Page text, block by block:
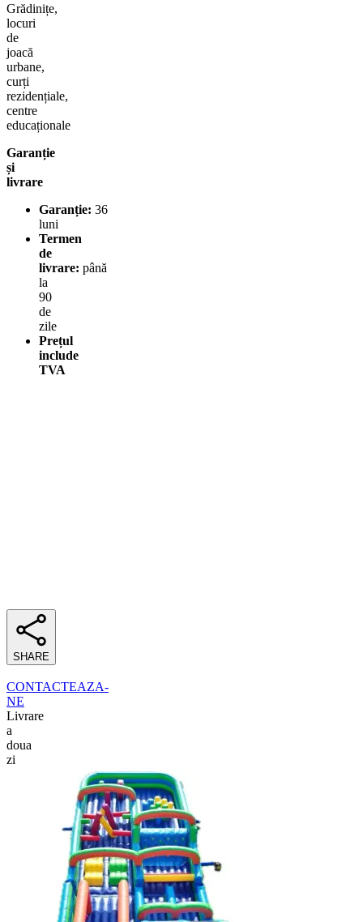
Grădinițe,
locuri
de
joacă
urbane,
curți
rezidențiale,
centre
educaționale
Garanție
și
livrare
Garanție: 36
luni
Termen
de
livrare: până
la
90
de
zile
Prețul
include
TVA
SHARE
CONTACTEAZA-
NE
Livrare
a
doua
zi